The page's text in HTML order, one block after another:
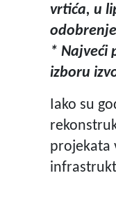
vrtića, u
* Najveći
izboru
Iako su
projekata